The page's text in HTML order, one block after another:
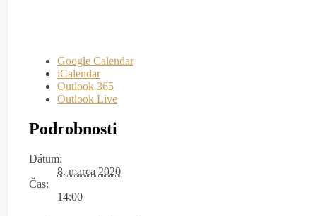
Google Calendar
iCalendar
Outlook 365
Outlook Live
Podrobnosti
Dátum:
8. marca 2020
Čas:
14:00